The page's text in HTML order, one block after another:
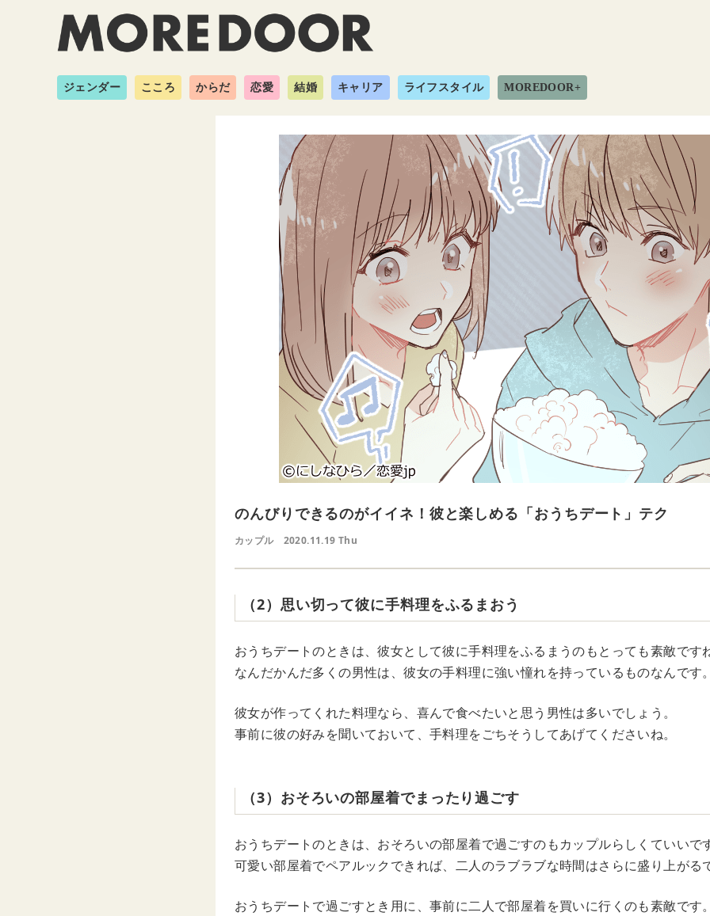
ジェンダー こころ からだ 恋愛 結婚 キャリア ライフスタイル MOREDOOR+
のんびりできるのがイイネ！彼と楽しめる「おうちデート」テク
カップル 2020.11.19 Thu
（2）思い切って彼に手料理をふるまおう
おうちデートのときは、彼女として彼に手料理をふるまうのもとっても素敵です
なんだかんだ多くの男性は、彼女の手料理に強い憧れを持っているものなんです
彼女が作ってくれた料理なら、喜んで食べたいと思う男性は多いでしょう。
事前に彼の好みを聞いておいて、手料理をごちそうしてあげてくださいね。
（3）おそろいの部屋着でまったり過ごす
おうちデートのときは、おそろいの部屋着で過ごすのもカップルらしくていいで
可愛い部屋着でペアルックできれば、二人のラブラブな時間はさらに盛り上がる
おうちデートで過ごすとき用に、事前に二人で部屋着を買いに行くのも素敵です